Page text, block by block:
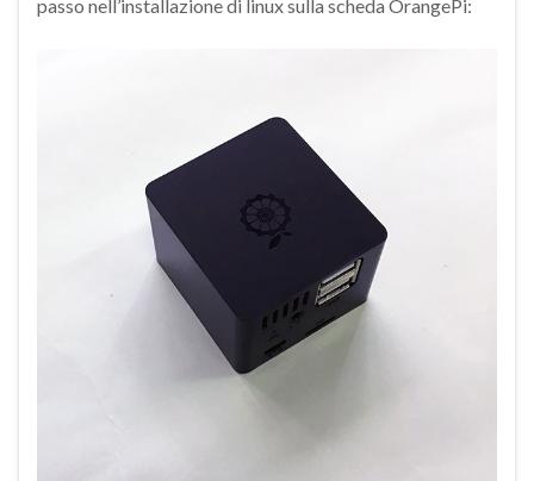
passo nell’installazione di linux sulla scheda OrangePi: